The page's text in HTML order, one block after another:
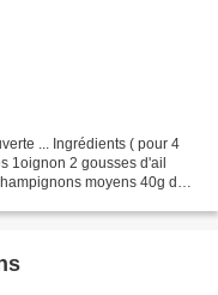
... Ingrédients ( pour 4
1oignon 2 gousses d'ail
moyens 40g de